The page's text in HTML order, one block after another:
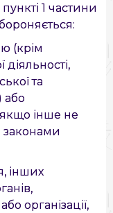
1 частини
(крім
діяльності,
та
або
інше не
законами
інших
організації,